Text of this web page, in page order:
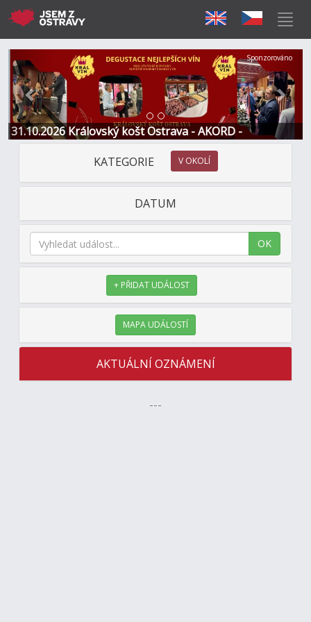
31.10.2026 Královský košt Ostrava - AKORD -
Restaurace a Hotel
Předchozí Další
Sponzorováno
KATEGORIE V OKOLÍ
DATUM
OK
+ PŘIDAT UDÁLOST
MAPA UDÁLOSTÍ
AKTUÁLNÍ OZNÁMENÍ
---